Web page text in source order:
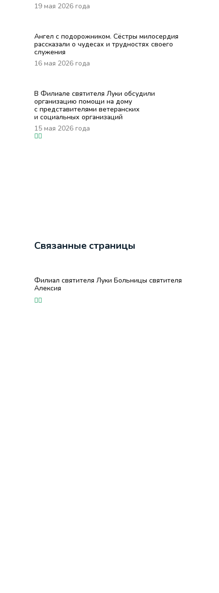
19 мая 2026 года
Ангел с подорожником. Сёстры милосердия
рассказали о чудесах и трудностях своего
служения
16 мая 2026 года
В Филиале святителя Луки обсудили
организацию помощи на дому
с представителями ветеранских
и социальных организаций
15 мая 2026 года
Связанные страницы
Филиал святителя Луки Больницы святителя
Алексия